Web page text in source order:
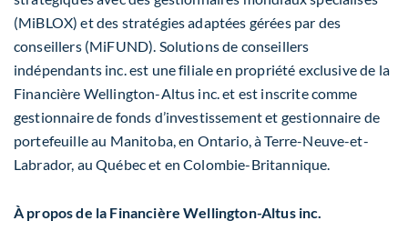
(MiBLOX) et des stratégies adaptées gérées par des
conseillers (MiFUND). Solutions de conseillers
indépendants inc. est une filiale en propriété exclusive de la
Financière Wellington-Altus inc. et est inscrite comme
gestionnaire de fonds d’investissement et gestionnaire de
portefeuille au Manitoba, en Ontario, à Terre-Neuve-et-
Labrador, au Québec et en Colombie-Britannique.
À propos de la Financière Wellington-Altus inc.